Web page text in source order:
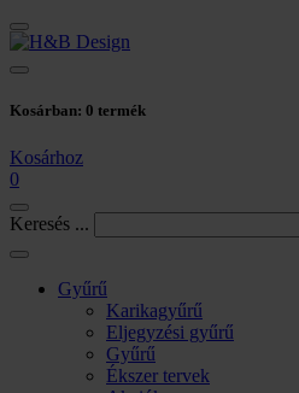
Kosárban: 0 termék
Kosárhoz
0
Keresés ...
Gyűrű
Karikagyűrű
Eljegyzési gyűrű
Gyűrű
Ékszer tervek